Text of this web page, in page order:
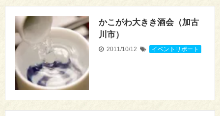
かこがわ大きき酒会（加古
川市）
2011/10/12 イベントリポート